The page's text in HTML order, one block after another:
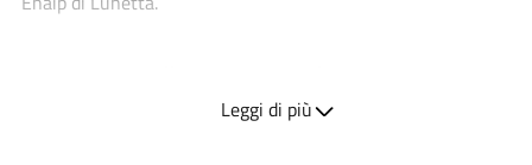
professionalizzante e permettono l’acquisizione di
Leggi di più